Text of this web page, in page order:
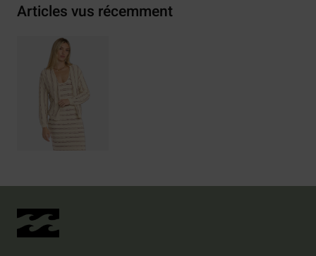
Articles vus récemment